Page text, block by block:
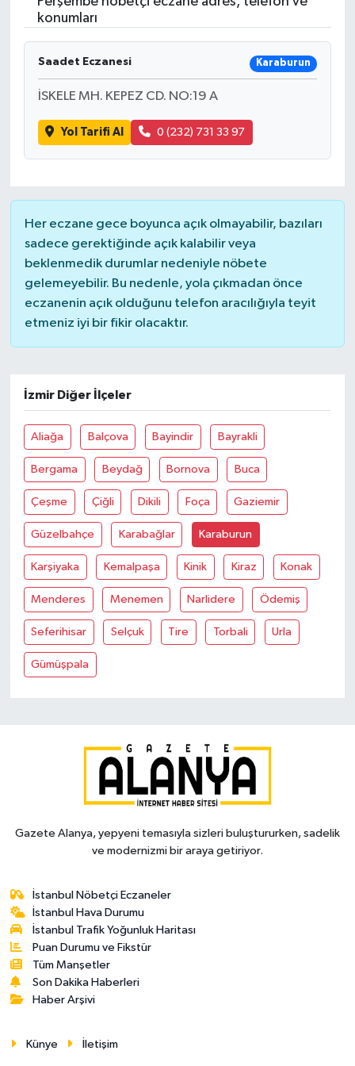
konumları
Saadet Eczanesi Karaburun
İSKELE MH. KEPEZ CD. NO:19 A
Yol Tarifi Al 0 (232) 731 33 97
Her eczane gece boyunca açık olmayabilir, bazıları
sadece gerektiğinde açık kalabilir veya
beklenmedik durumlar nedeniyle nöbete
gelemeyebilir. Bu nedenle, yola çıkmadan önce
eczanenin açık olduğunu telefon aracılığıyla teyit
etmeniz iyi bir fikir olacaktır.
İzmir Diğer İlçeler
Aliağa Balçova Bayindir Bayrakli
Bergama Beydağ Bornova Buca
Çeşme Çiğli Dikili Foça Gaziemir
Güzelbahçe Karabağlar Karaburun
Karşiyaka Kemalpaşa Kinik Kiraz Konak
Menderes Menemen Narlidere Ödemiş
Seferihisar Selçuk Tire Torbali Urla
Gümüşpala
Gazete Alanya, yepyeni temasıyla sizleri buluştururken, sadelik
ve modernizmi bir araya getiriyor.
İstanbul Nöbetçi Eczaneler
İstanbul Hava Durumu
İstanbul Trafik Yoğunluk Haritası
Puan Durumu ve Fikstür
Tüm Manşetler
Son Dakika Haberleri
Haber Arşivi
Künye İletişim